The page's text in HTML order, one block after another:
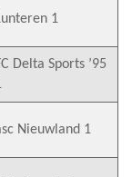
1
Delta Sports ’95
Nieuwland 1